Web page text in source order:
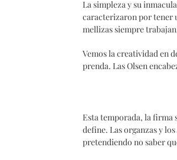
La simpleza y su
caracterizaron por tener
mellizas siempre
Vemos la creatividad en
prenda. Las Olsen
Esta temporada, la firma
define. Las organzas y los
pretendiendo no saber